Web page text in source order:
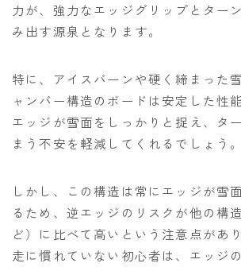
力が、強力なエッジグリップとター
み出す源泉となります。
特に、アイスバーンや硬く締まった
ャンバー構造のボードは安定した性
エッジが雪面をしっかりと捉え、タ
まう不安を軽減してくれるでしょう。
しかし、この構造は常にエッジが雪
るため、逆エッジのリスクが他の構
ど）に比べて高いという注意点があ
走に慣れていない初心者は、エッジ